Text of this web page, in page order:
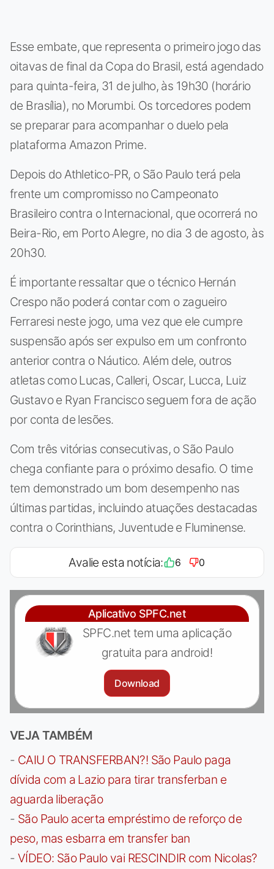
Esse embate, que representa o primeiro jogo das
oitavas de final da Copa do Brasil, está agendado
para quinta-feira, 31 de julho, às 19h30 (horário
de Brasília), no Morumbi. Os torcedores podem
se preparar para acompanhar o duelo pela
plataforma Amazon Prime.
Depois do Athletico-PR, o São Paulo terá pela
frente um compromisso no Campeonato
Brasileiro contra o Internacional, que ocorrerá no
Beira-Rio, em Porto Alegre, no dia 3 de agosto, às
20h30.
É importante ressaltar que o técnico Hernán
Crespo não poderá contar com o zagueiro
Ferraresi neste jogo, uma vez que ele cumpre
suspensão após ser expulso em um confronto
anterior contra o Náutico. Além dele, outros
atletas como Lucas, Calleri, Oscar, Lucca, Luiz
Gustavo e Ryan Francisco seguem fora de ação
por conta de lesões.
Com três vitórias consecutivas, o São Paulo
chega confiante para o próximo desafio. O time
tem demonstrado um bom desempenho nas
últimas partidas, incluindo atuações destacadas
contra o Corinthians, Juventude e Fluminense.
Avalie esta notícia: 6 0
Aplicativo SPFC.net
SPFC.net tem uma aplicação
gratuita para android!
Download
VEJA TAMBÉM
- CAIU O TRANSFERBAN?! São Paulo paga
dívida com a Lazio para tirar transferban e
aguarda liberação
- São Paulo acerta empréstimo de reforço de
peso, mas esbarra em transfer ban
- VÍDEO: São Paulo vai RESCINDIR com Nicolas?